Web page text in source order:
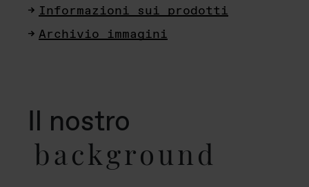
Informazioni sui prodotti
Archivio immagini
Il nostro
background